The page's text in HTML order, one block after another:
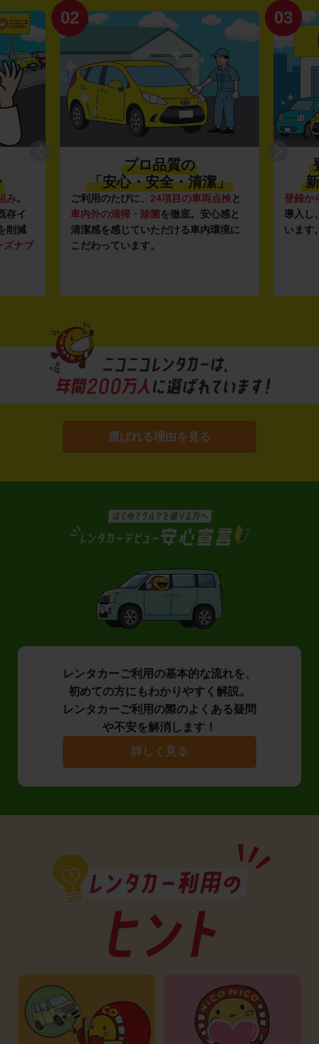
み。
存イ
削減
ズナブ
02
プロ品質の
「安心・安全・清潔」
ご利用のたびに、 24項目の車両点検と
車内外の清掃・除菌を徹底。安心感と
清潔感を感じていただける車内環境に
こだわっています。
03
登録か
導入し
います
選ばれる理由を見る
レンタカーご利用の基本的な流れを、
初めての方にもわかりやすく解説。
レンタカーご利用の際のよくある疑問
や不安を解消します！
詳しく見る